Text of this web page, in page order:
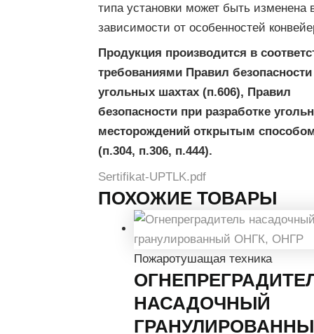
типа установки может быть изменена
зависимости от особенностей
Продукция производится в
требованиями Правил
угольных шахтах (п.606), Правил
безопасности при разработке
месторождений открытым
(п.304, п.306, п.444).
Sertifikat-UPTLK.pdf
ПОХОЖИЕ ТОВАРЫ
Пожаротушащая техника
НАСАДОЧНЫЙ